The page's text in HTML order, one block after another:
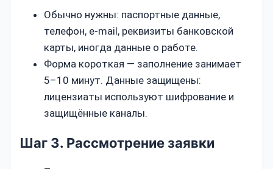
Обычно нужны: паспортные данные,
телефон, e‑mail, реквизиты банковской
карты, иногда данные о работе.
Форма короткая — заполнение занимает
5–10 минут. Данные защищены:
лицензиаты используют шифрование и
защищённые каналы.
Шаг 3. Рассмотрение заявки